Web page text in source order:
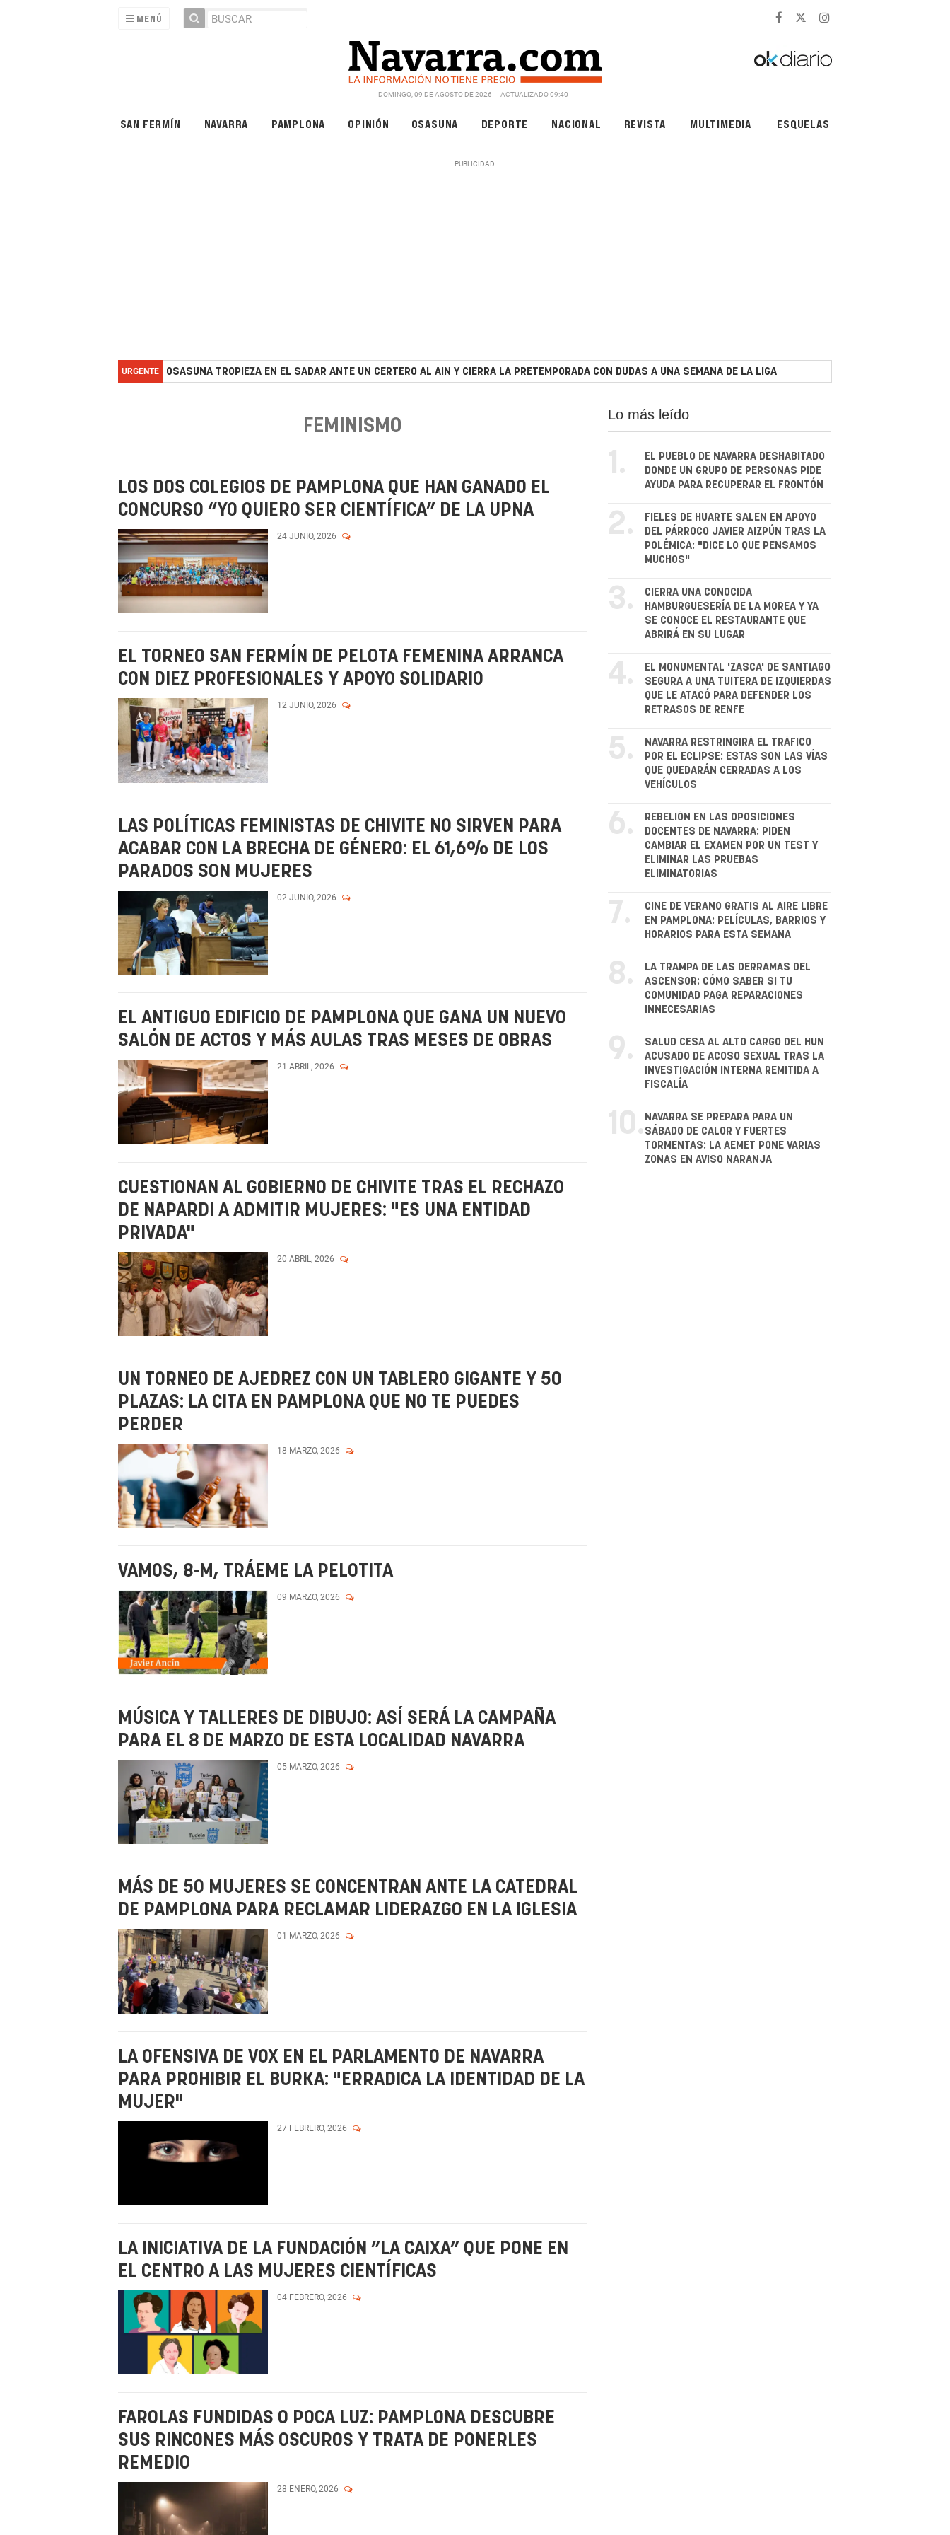
MENÚ
DOMINGO, 09 DE AGOSTO DE 2026 ACTUALIZADO 09:40
SAN FERMÍN NAVARRA PAMPLONA OPINIÓN OSASUNA DEPORTE NACIONAL REVISTA MULTIMEDIA ESQUELAS
URGENTE OSASUNA TROPIEZA EN EL SADAR ANTE UN CERTERO AL AIN Y CIERRA LA PRETEMPORADA CON DUDAS A UNA SEMANA DE LA LIGA
FEMINISMO
LOS DOS COLEGIOS DE PAMPLONA QUE HAN GANADO EL
CONCURSO “YO QUIERO SER CIENTÍFICA” DE LA UPNA
24 JUNIO, 2026
EL TORNEO SAN FERMÍN DE PELOTA FEMENINA ARRANCA
CON DIEZ PROFESIONALES Y APOYO SOLIDARIO
12 JUNIO, 2026
LAS POLÍTICAS FEMINISTAS DE CHIVITE NO SIRVEN PARA
ACABAR CON LA BRECHA DE GÉNERO: EL 61,6% DE LOS
PARADOS SON MUJERES
02 JUNIO, 2026
EL ANTIGUO EDIFICIO DE PAMPLONA QUE GANA UN NUEVO
SALÓN DE ACTOS Y MÁS AULAS TRAS MESES DE OBRAS
21 ABRIL, 2026
CUESTIONAN AL GOBIERNO DE CHIVITE TRAS EL RECHAZO
DE NAPARDI A ADMITIR MUJERES: "ES UNA ENTIDAD
PRIVADA"
20 ABRIL, 2026
UN TORNEO DE AJEDREZ CON UN TABLERO GIGANTE Y 50
PLAZAS: LA CITA EN PAMPLONA QUE NO TE PUEDES
PERDER
18 MARZO, 2026
VAMOS, 8-M, TRÁEME LA PELOTITA
09 MARZO, 2026
MÚSICA Y TALLERES DE DIBUJO: ASÍ SERÁ LA CAMPAÑA
PARA EL 8 DE MARZO DE ESTA LOCALIDAD NAVARRA
05 MARZO, 2026
MÁS DE 50 MUJERES SE CONCENTRAN ANTE LA CATEDRAL
DE PAMPLONA PARA RECLAMAR LIDERAZGO EN LA IGLESIA
01 MARZO, 2026
LA OFENSIVA DE VOX EN EL PARLAMENTO DE NAVARRA
PARA PROHIBIR EL BURKA: "ERRADICA LA IDENTIDAD DE LA
MUJER"
27 FEBRERO, 2026
LA INICIATIVA DE LA FUNDACIÓN ”LA CAIXA” QUE PONE EN
EL CENTRO A LAS MUJERES CIENTÍFICAS
04 FEBRERO, 2026
FAROLAS FUNDIDAS O POCA LUZ: PAMPLONA DESCUBRE
SUS RINCONES MÁS OSCUROS Y TRATA DE PONERLES
REMEDIO
28 ENERO, 2026
Lo más leído
1.
EL PUEBLO DE NAVARRA DESHABITADO
DONDE UN GRUPO DE PERSONAS PIDE
AYUDA PARA RECUPERAR EL FRONTÓN
2.
FIELES DE HUARTE SALEN EN APOYO
DEL PÁRROCO JAVIER AIZPÚN TRAS LA
POLÉMICA: "DICE LO QUE PENSAMOS
MUCHOS"
3.
CIERRA UNA CONOCIDA
HAMBURGUESERÍA DE LA MOREA Y YA
SE CONOCE EL RESTAURANTE QUE
ABRIRÁ EN SU LUGAR
4.
EL MONUMENTAL 'ZASCA' DE SANTIAGO
SEGURA A UNA TUITERA DE IZQUIERDAS
QUE LE ATACÓ PARA DEFENDER LOS
RETRASOS DE RENFE
5.
NAVARRA RESTRINGIRÁ EL TRÁFICO
POR EL ECLIPSE: ESTAS SON LAS VÍAS
QUE QUEDARÁN CERRADAS A LOS
VEHÍCULOS
6.
REBELIÓN EN LAS OPOSICIONES
DOCENTES DE NAVARRA: PIDEN
CAMBIAR EL EXAMEN POR UN TEST Y
ELIMINAR LAS PRUEBAS
ELIMINATORIAS
7.
CINE DE VERANO GRATIS AL AIRE LIBRE
EN PAMPLONA: PELÍCULAS, BARRIOS Y
HORARIOS PARA ESTA SEMANA
8.
LA TRAMPA DE LAS DERRAMAS DEL
ASCENSOR: CÓMO SABER SI TU
COMUNIDAD PAGA REPARACIONES
INNECESARIAS
9.
SALUD CESA AL ALTO CARGO DEL HUN
ACUSADO DE ACOSO SEXUAL TRAS LA
INVESTIGACIÓN INTERNA REMITIDA A
FISCALÍA
10. NAVARRA SE PREPARA PARA UN
SÁBADO DE CALOR Y FUERTES
TORMENTAS: LA AEMET PONE VARIAS
ZONAS EN AVISO NARANJA